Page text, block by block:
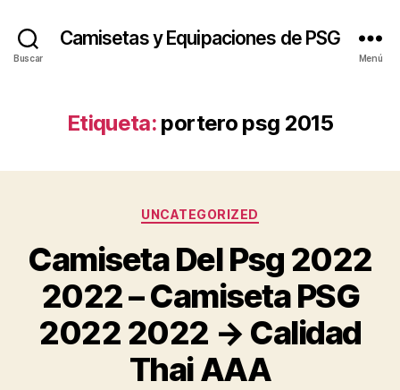
Buscar
Camisetas y Equipaciones de PSG
Menú
Etiqueta: portero psg 2015
Categorías
UNCATEGORIZED
Camiseta Del Psg 2022
2022 – Camiseta PSG
2022 2022 → Calidad
Thai AAA